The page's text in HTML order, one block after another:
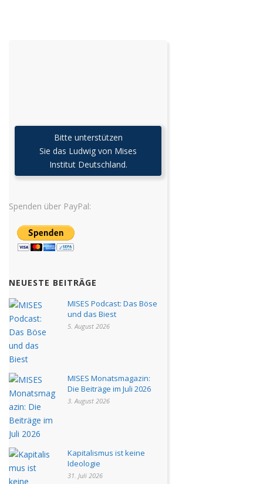
Bitte unterstützen
Sie das Ludwig von Mises
Institut Deutschland.
Spenden über PayPal:
NEUESTE BEITRÄGE
MISES Podcast: Das Böse
und das Biest
5. August 2026
MISES Monatsmagazin:
Die Beiträge im Juli 2026
3. August 2026
Kapitalismus ist keine
Ideologie
31. Juli 2026